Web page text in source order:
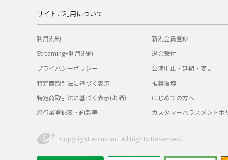
サイトご利用について
利用規約
Streaming+利用規約
プライバシーポリシー
特定商取引法に基づく表示
特定商取引法に基づく表示(お酒)
旅行業登録表・約款等
新規会員登録
退会受付
公演中止・延期・変更
推奨環境
はじめての方へ
カスタマーハラスメントポ
Copyright eplus inc. All Rights Reserved.